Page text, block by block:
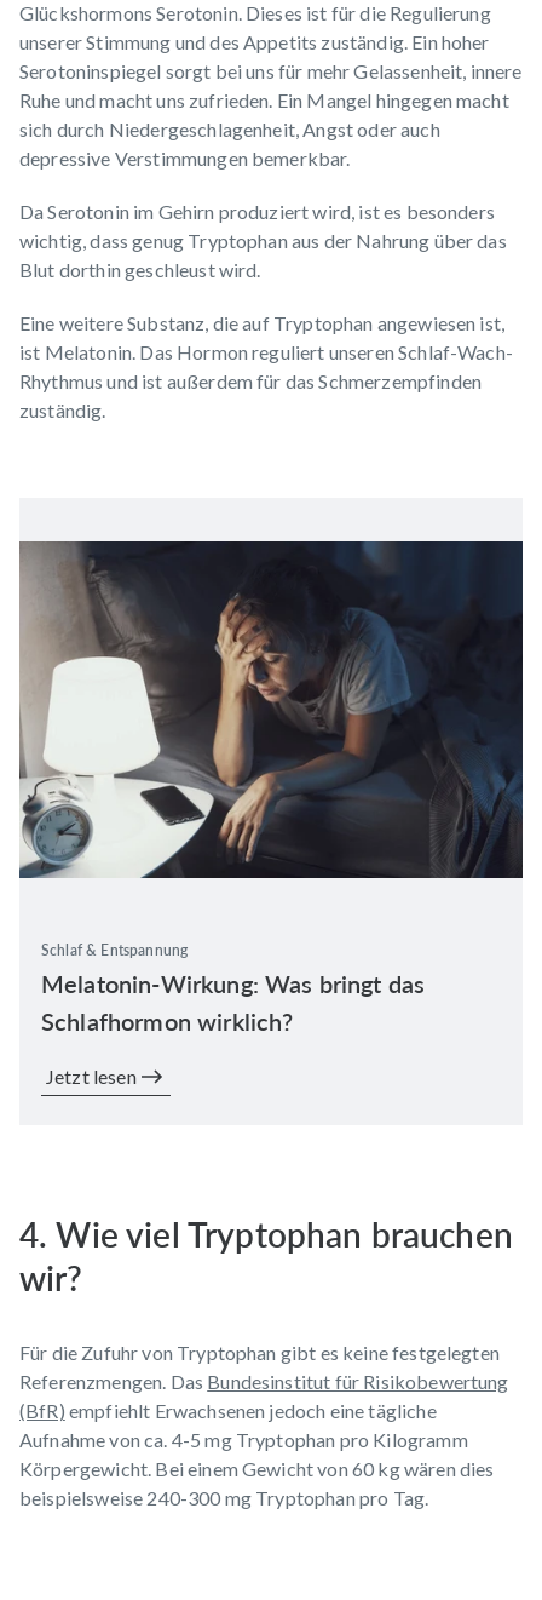
Glückshormons Serotonin. Dieses ist für die Regulierung
unserer Stimmung und des Appetits zuständig. Ein hoher
Serotoninspiegel sorgt bei uns für mehr Gelassenheit, innere
Ruhe und macht uns zufrieden. Ein Mangel hingegen macht
sich durch Niedergeschlagenheit, Angst oder auch
depressive Verstimmungen bemerkbar.
Da Serotonin im Gehirn produziert wird, ist es besonders
wichtig, dass genug Tryptophan aus der Nahrung über das
Blut dorthin geschleust wird.
Eine weitere Substanz, die auf Tryptophan angewiesen ist,
ist Melatonin. Das Hormon reguliert unseren Schlaf-Wach-
Rhythmus und ist außerdem für das Schmerzempfinden
zuständig.
Schlaf & Entspannung
Melatonin-Wirkung: Was bringt das
Schlafhormon wirklich?
Jetzt lesen
4. Wie viel Tryptophan brauchen
wir?
Für die Zufuhr von Tryptophan gibt es keine festgelegten
Referenzmengen. Das Bundesinstitut für Risikobewertung
(BfR) empfiehlt Erwachsenen jedoch eine tägliche
Aufnahme von ca. 4-5 mg Tryptophan pro Kilogramm
Körpergewicht. Bei einem Gewicht von 60 kg wären dies
beispielsweise 240-300 mg Tryptophan pro Tag.